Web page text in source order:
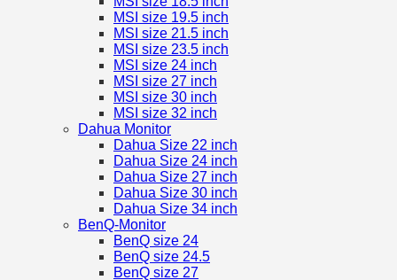
MSI size 19.5 inch
MSI size 21.5 inch
MSI size 23.5 inch
MSI size 24 inch
MSI size 27 inch
MSI size 30 inch
MSI size 32 inch
Dahua Monitor
Dahua Size 22 inch
Dahua Size 24 inch
Dahua Size 27 inch
Dahua Size 30 inch
Dahua Size 34 inch
BenQ-Monitor
BenQ size 24
BenQ size 24.5
BenQ size 27